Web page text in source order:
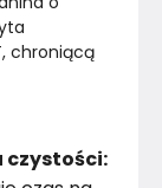
chroniącą
czystości: